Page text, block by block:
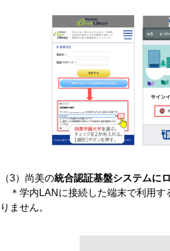
（3）尚美の統合認証基盤システムに
＊学内LANに接続した端末で利用す
りません。